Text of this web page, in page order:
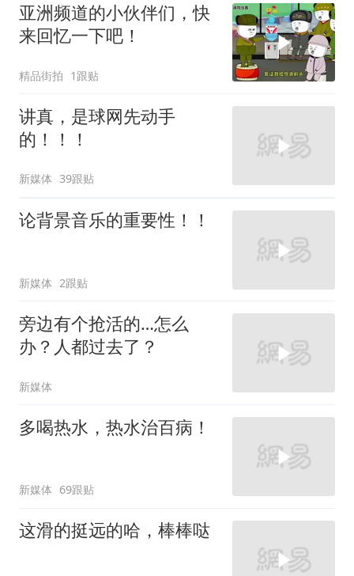
亚洲频道的小伙伴们，快
来回忆一下吧！
精品街拍 1跟贴
讲真，是球网先动手
的！！！
新媒体 39跟贴
论背景音乐的重要性！！
新媒体 2跟贴
旁边有个抢活的…怎么
办？人都过去了？
新媒体
多喝热水，热水治百病！
新媒体 69跟贴
这滑的挺远的哈，棒棒哒